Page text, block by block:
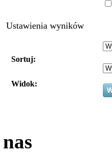
Ustawienia wyników
Sortuj:
Widok: